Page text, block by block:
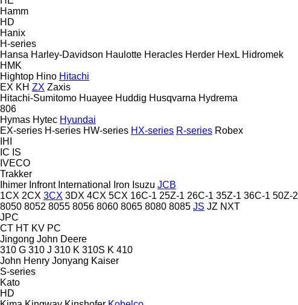
Hamm
HD
Hanix
H-series
Hansa Harley-Davidson Haulotte Heracles Herder HexL Hidromek
HMK
Hightop Hino Hitachi
EX KH ZX Zaxis
Hitachi-Sumitomo Huayee Huddig Husqvarna Hydrema
806
Hymas Hytec Hyundai
EX-series H-series HW-series HX-series R-series Robex
IHI
IC IS
IVECO
Trakker
Ihimer Infront International Iron Isuzu JCB
1CX 2CX 3CX 3DX 4CX 5CX 16C-1 25Z-1 26C-1 35Z-1 36C-1 50Z-2
8050 8052 8055 8056 8060 8065 8080 8085 JS JZ NXT
JPC
CT HT KV PC
Jingong John Deere
310 G 310 J 310 K 310S K 410
John Henry Jonyang Kaiser
S-series
Kato
HD